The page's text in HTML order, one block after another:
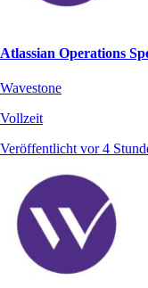
Atlassian Operations
Wavestone
Vollzeit
Veröffentlicht vor 4